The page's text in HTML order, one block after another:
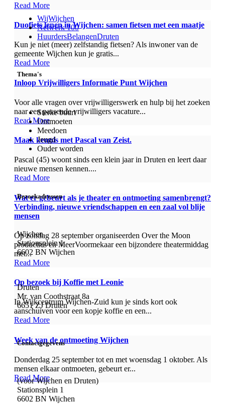
Read More
Duofiets lenen in Wijchen: samen fietsen met een maatje
Kun je niet (meer) zelfstandig fietsen? Als inwoner van de
gemeente Wijchen kun je gratis...
Read More
Inloop Vrijwilligers Informatie Punt Wijchen
Voor alle vragen over vrijwilligerswerk en hulp bij het zoeken
naar een passende vrijwilligers vacature...
Read More
Maak kennis met Pascal van Zeist.
Pascal (45) woont sinds een klein jaar in Druten en leert daar
nieuwe mensen kennen....
Read More
Wat er gebeurt als je theater en ontmoeting samenbrengt?
Verbinding, nieuwe vriendschappen en een zaal vol blije
mensen
Op zondag 28 september organiseerden Over the Moon
producties en MeerVoormekaar een bijzondere theatermiddag
met...
Read More
Op bezoek bij Koffie met Leonie
In Wijkcentrum Wijchen-Zuid kun je sinds kort ook
aanschuiven voor een kopje koffie en een...
Read More
Week van de ontmoeting Wijchen
Donderdag 25 september tot en met woensdag 1 oktober. Als
mensen elkaar ontmoeten, gebeurt er...
Read More
WijWijchen
Netwerk 100
HuurdersBelangenDruten
Thema's
Sterke buurt
Ontmoeten
Meedoen
Jeugd
Ouder worden
Bezoekadressen
Wijchen
Stationsplein 1
6602 BN Wijchen
Druten
Mr. van Coothstraat 8a
6651 ZJ Druten
Contactgegevens
(voor Wijchen en Druten)
Stationsplein 1
6602 BN Wijchen